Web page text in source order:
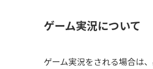
ゲーム実況について
ゲーム実況をされる場合は